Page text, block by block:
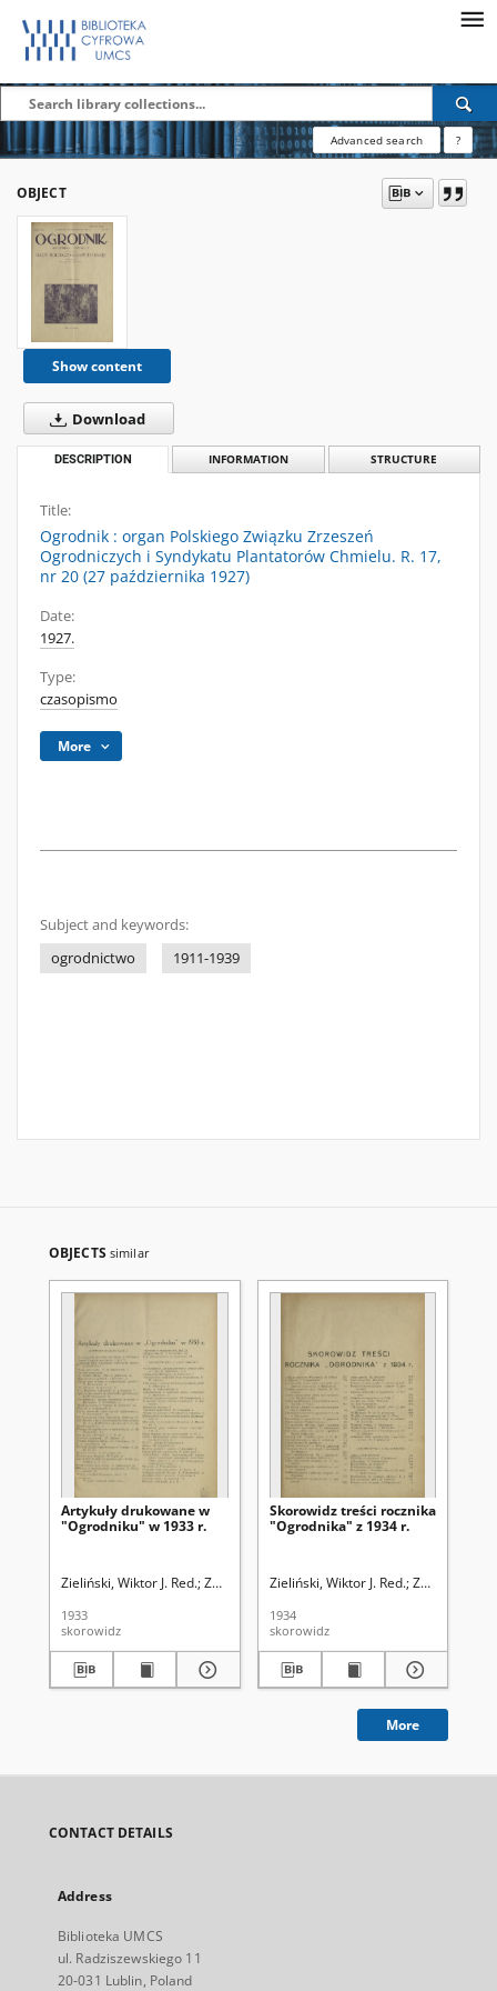
Advanced search ?
OBJECT
Show content
Download
DESCRIPTION INFORMATION STRUCTURE
Title:
Ogrodnik : organ Polskiego Związku Zrzeszeń
Ogrodniczych i Syndykatu Plantatorów Chmielu. R. 17,
nr 20 (27 października 1927)
Date:
1927.
Type:
czasopismo
More
Subject and keywords:
ogrodnictwo
1911-1939
OBJECTS similar
Artykuły drukowane w
"Ogrodniku" w 1933 r.
Zieliński, Wiktor J. Red. Związek Polskich Zrzeszeń Ogrodniczych
1933
skorowidz
Skorowidz treści rocznika
"Ogrodnika" z 1934 r.
Zieliński, Wiktor J. Red. Związek
1934
skorowidz
More
CONTACT DETAILS
Address
Biblioteka UMCS
ul. Radziszewskiego 11
20-031 Lublin, Poland